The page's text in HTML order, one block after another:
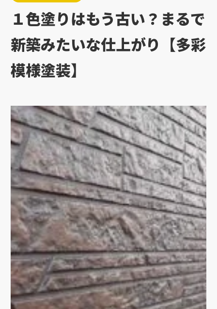
１色塗りはもう古い？まるで
新築みたいな仕上がり【多彩
模様塗装】